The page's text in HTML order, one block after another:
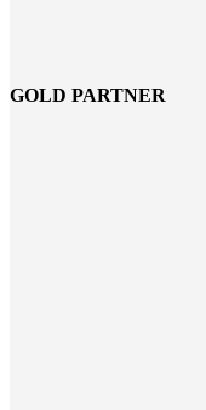
GOLD PARTNER